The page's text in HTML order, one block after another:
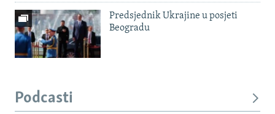
Predsjednik Ukrajine u posjeti
Beogradu
Podcasti